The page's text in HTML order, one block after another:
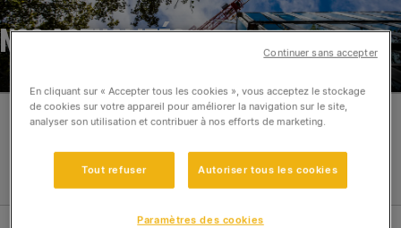
Rechercher
NOS ACTUALITÉS
En cliquant sur « Accepter tous les cookies », vous acceptez le stockage
de cookies sur votre appareil pour améliorer la navigation sur le site,
analyser son utilisation et contribuer à nos efforts de marketing.
Tout refuser Autoriser tous les cookies
Paramètres des cookies
Continuer sans accepter